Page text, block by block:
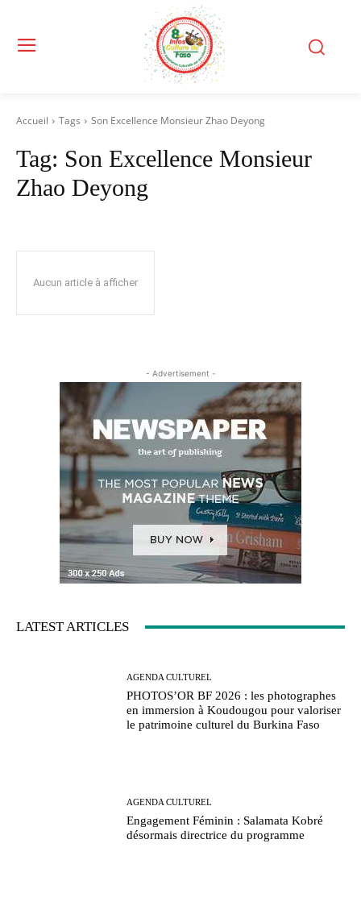
Accueil Tags Son Excellence Monsieur Zhao Deyong
Tag: Son Excellence Monsieur
Zhao Deyong
Aucun article à afficher
- Advertisement -
LATEST ARTICLES
AGENDA CULTUREL
PHOTOS’OR BF 2026 : les photographes
en immersion à Koudougou pour valoriser
le patrimoine culturel du Burkina Faso
AGENDA CULTUREL
Engagement Féminin : Salamata Kobré
désormais directrice du programme